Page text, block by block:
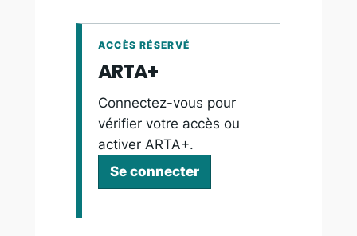
ACCÈS RÉSERVÉ
ARTA+
Connectez-vous pour
vérifier votre accès ou
activer ARTA+.
Se connecter